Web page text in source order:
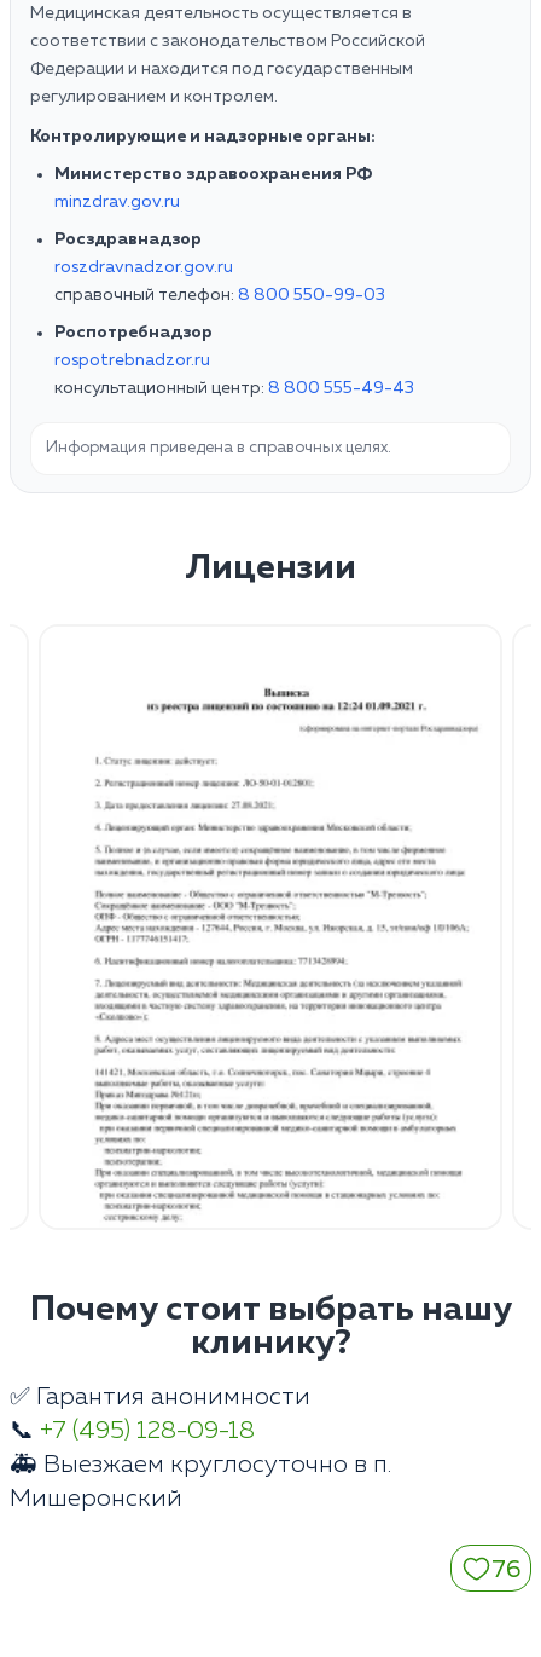
Медицинская деятельность осуществляется в
соответствии с законодательством Российской
Федерации и находится под государственным
регулированием и контролем.
Контролирующие и надзорные органы:
Министерство здравоохранения РФ
minzdrav.gov.ru
Росздравнадзор
roszdravnadzor.gov.ru
справочный телефон: 8 800 550-99-03
Роспотребнадзор
rospotrebnadzor.ru
консультационный центр: 8 800 555-49-43
Информация приведена в справочных целях.
Лицензии
Почему стоит выбрать нашу
клинику?
✅ Гарантия анонимности
📞 +7 (495) 128-09-18
🚑 Выезжаем круглосуточно в п.
Мишеронский
76